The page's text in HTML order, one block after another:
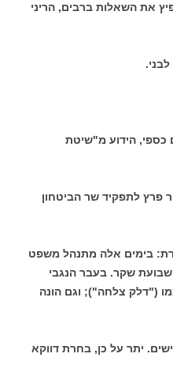
להפיץ את השאלות ברבים, הריני
כספי, הידוע מ"שיטת
פרץ לתפקיד שר הביטחון
בימים אלה מתנהל משפט
שקר. בעבר הנגבי
("דלק צלחה"); וגם הונה
יתר על כן, בחרת דווקא